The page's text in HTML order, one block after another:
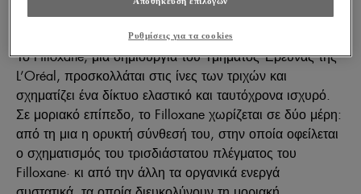
υπήρχε μια πιο αποτελεσματική λύση;
Το Filloxane, μια δημιουργία του Τμήματος Έρευνας της
L’Oréal, προσκολλάται στις ίνες των τριχών και
σχηματίζει ένα δίκτυο ελαστικό και ταυτόχρονα ισχυρό.
Σε μοριακό επίπεδο, το Filloxane χωρίζεται σε δύο μέρη:
από τη μια η ορυκτή σύνθεσή του, στην οποία οφείλεται
ο σχηματισμός του τρισδιάστατου πλέγματος του
Filloxane· κι από την άλλη τα οργανικά ενεργά
Ρυθμίσεις για τα cookies